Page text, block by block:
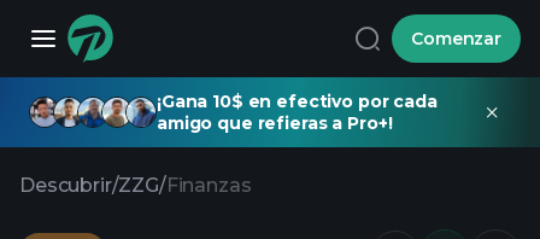
Comenzar
¡Gana 10$ en efectivo por cada
amigo que refieras a Pro+!
Descubrir/ZZG/Finanzas